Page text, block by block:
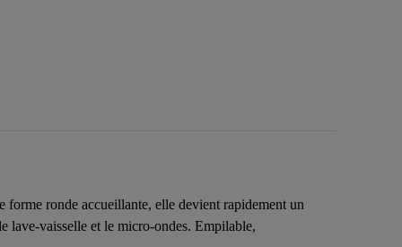
forme ronde accueillante, elle devient rapidement un
lave-vaisselle et le micro-ondes. Empilable,